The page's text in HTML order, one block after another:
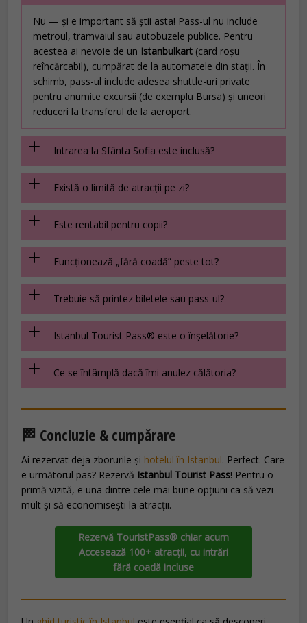
Nu — și e important să știi asta! Pass-ul nu include
metroul, tramvaiul sau autobuzele publice. Pentru
acestea ai nevoie de un Istanbulkart(card roșu
reîncărcabil), cumpărat de la automatele din stații. În
schimb, pass-ul include adesea shuttle-uri private
pentru anumite excursii (de exemplu Bursa) și uneori
reduceri la transferul de la aeroport.
Intrarea la Sfânta Sofia este inclusă?
Există o limită de atracții pe zi?
Este rentabil pentru copii?
Funcționează „fără coadă” peste tot?
Trebuie să printez biletele sau pass-ul?
Istanbul Tourist Pass® este o înșelătorie?
Ce se întâmplă dacă îmi anulez călătoria?
🏁 Concluzie & cumpărare
Ai rezervat deja zborurile și hotelul în Istanbul. Perfect. Care
e următorul pas? Rezervă Istanbul Tourist Pass! Pentru o
primă vizită, e una dintre cele mai bune opțiuni ca să vezi
mult și să economisești la atracții.
Rezervă TouristPass® chiar acum
Accesează 100+ atracții, cu intrări
fără coadă incluse